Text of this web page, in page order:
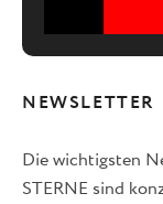
NEWSLETTER
Die wichtigsten
STERNE sind